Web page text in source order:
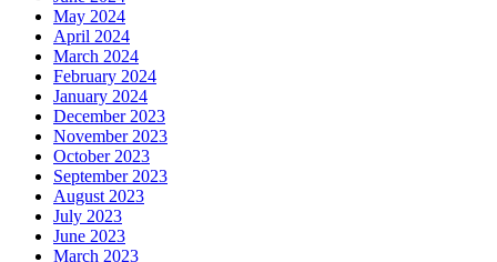
May 2024
April 2024
March 2024
February 2024
January 2024
December 2023
November 2023
October 2023
September 2023
August 2023
July 2023
June 2023
March 2023